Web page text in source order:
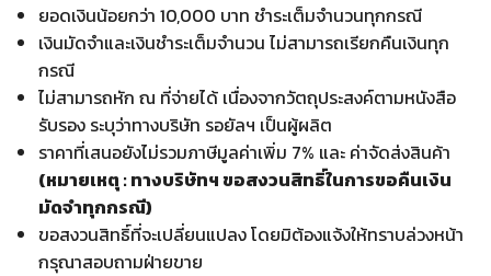
ยอดเงินน้อยกว่า 10,000 บาท ชำระเต็มจำนวนทุกกรณี
เงินมัดจำและเงินชำระเต็มจำนวน ไม่สามารถเรียกคืนเงินทุก
กรณี
ไม่สามารถหัก ณ ที่จ่ายได้ เนื่องจากวัตถุประสงค์ตามหนังสือ
รับรอง ระบุว่าทางบริษัท รอยัลฯ เป็นผู้ผลิต
ราคาที่เสนอยังไม่รวมภาษีมูลค่าเพิ่ม 7% และ ค่าจัดส่งสินค้า
(หมายเหตุ : ทางบริษัทฯ ขอสงวนสิทธิ์ในการขอคืนเงิน
มัดจำทุกกรณี)
ขอสงวนสิทธิ์ที่จะเปลี่ยนแปลง โดยมิต้องแจ้งให้ทราบล่วงหน้า
กรุณาสอบถามฝ่ายขาย